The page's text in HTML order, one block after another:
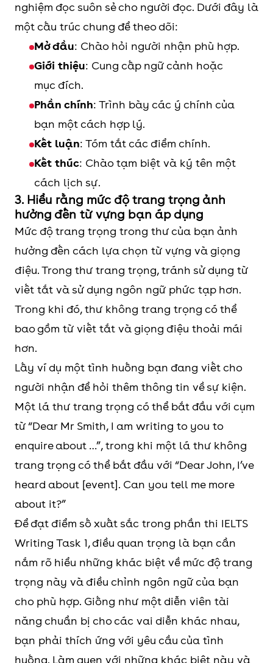
nghiệm đọc suôn sẻ cho người đọc. Dưới đây là
một cấu trúc chung để theo dõi:
Mở đầu: Chào hỏi người nhận phù hợp.
Giới thiệu: Cung cấp ngữ cảnh hoặc
mục đích.
Phần chính: Trình bày các ý chính của
bạn một cách hợp lý.
Kết luận: Tóm tắt các điểm chính.
Kết thúc: Chào tạm biệt và ký tên một
cách lịch sự.
3. Hiểu rằng mức độ trang trọng ảnh
hưởng đến từ vựng bạn áp dụng
Mức độ trang trọng trong thư của bạn ảnh
hưởng đến cách lựa chọn từ vựng và giọng
điệu. Trong thư trang trọng, tránh sử dụng từ
viết tắt và sử dụng ngôn ngữ phức tạp hơn.
Trong khi đó, thư không trang trọng có thể
bao gồm từ viết tắt và giọng điệu thoải mái
hơn.
Lấy ví dụ một tình huống bạn đang viết cho
người nhận để hỏi thêm thông tin về sự kiện.
Một lá thư trang trọng có thể bắt đầu với cụm
từ “Dear Mr Smith, I am writing to you to
enquire about …”, trong khi một lá thư không
trang trọng có thể bắt đầu với “Dear John, I’ve
heard about [event]. Can you tell me more
about it?”
Để đạt điểm số xuất sắc trong phần thi IELTS
Writing Task 1, điều quan trọng là bạn cần
nắm rõ hiểu những khác biệt về mức độ trang
trọng này và điều chỉnh ngôn ngữ của bạn
cho phù hợp. Giống như một diễn viên tài
năng chuẩn bị cho các vai diễn khác nhau,
bạn phải thích ứng với yêu cầu của tình
huống. Làm quen với những khác biệt này và